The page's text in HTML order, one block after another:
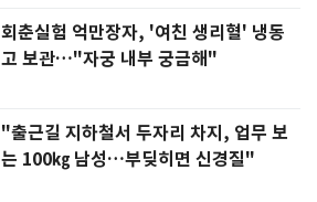
회춘실험 억만장자, '여친 생리혈' 냉동
고 보관…"자궁 내부 궁금해"
"출근길 지하철서 두자리 차지, 업무 보
는 100㎏ 남성…부딪히면 신경질"